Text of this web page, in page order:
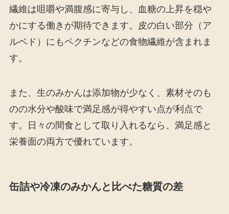
繊維は咀嚼や満腹感に寄与し、血糖の上昇を穏や
かにする働きが期待できます。皮の白い部分（ア
ルベド）にもペクチンなどの食物繊維が含まれま
す。
また、生のみかんは添加物が少なく、素材そのも
のの水分や酸味で満足感が得やすい点が利点で
す。日々の間食として取り入れるなら、満足感と
栄養面の両方で優れています。
缶詰や冷凍のみかんと比べた糖質の差